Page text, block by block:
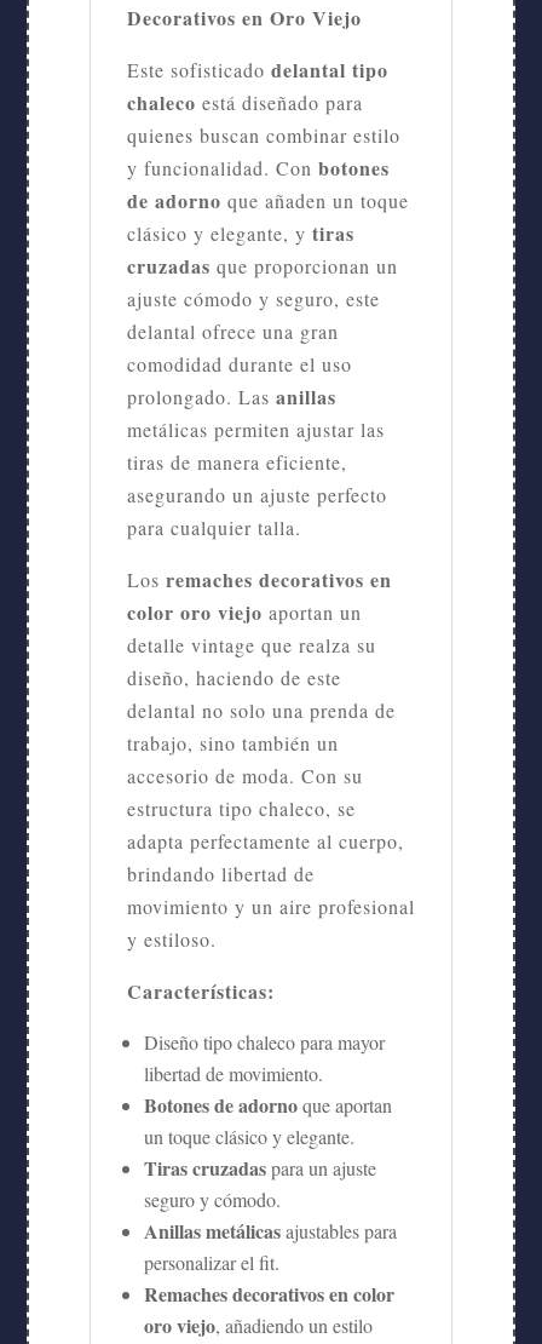
Decorativos en Oro Viejo
Este sofisticado delantal tipo
chaleco está diseñado para
quienes buscan combinar estilo
y funcionalidad. Con botones
de adorno que añaden un toque
clásico y elegante, y tiras
cruzadas que proporcionan un
ajuste cómodo y seguro, este
delantal ofrece una gran
comodidad durante el uso
prolongado. Las anillas
metálicas permiten ajustar las
tiras de manera eficiente,
asegurando un ajuste perfecto
para cualquier talla.
Los remaches decorativos en
color oro viejo aportan un
detalle vintage que realza su
diseño, haciendo de este
delantal no solo una prenda de
trabajo, sino también un
accesorio de moda. Con su
estructura tipo chaleco, se
adapta perfectamente al cuerpo,
brindando libertad de
movimiento y un aire profesional
y estiloso.
Características:
Diseño tipo chaleco para mayor
libertad de movimiento.
Botones de adornoque aportan
un toque clásico y elegante.
Tiras cruzadaspara un ajuste
seguro y cómodo.
Anillas metálicasajustables para
personalizar el fit.
Remaches decorativos en color
oro viejo, añadiendo un estilo